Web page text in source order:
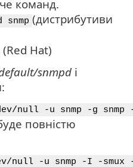
команд.
(дистрибутиви
(Red Hat)
snmpd і
/dev/null -u snmp -g
повністю
dev/null -u snmp -I -